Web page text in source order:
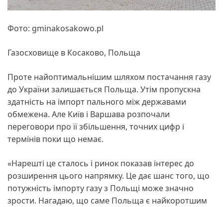
Фото: gminakosakowo.pl
Газосховище в Косаково, Польща
Проте найоптимальнішим шляхом постачання газу
до України залишається Польща. Утім пропускна
здатність на імпорт пального між державами
обмежена. Але Київ і Варшава розпочали
переговори про її збільшення, точних цифр і
термінів поки що немає.
«Нарешті це сталось і ринок показав інтерес до
розширення цього напрямку. Це дає шанс того, що
потужність імпорту газу з Польщі може значно
зрости. Нагадаю, що саме Польща є найкоротшим